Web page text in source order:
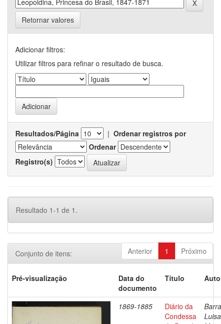
Retornar valores
Adicionar filtros:
Utilizar filtros para refinar o resultado de busca.
Resultados/Página | Ordenar registros por
Ordenar
Registro(s)
Resultado 1-1 de 1.
Anterior 1 Próximo
Conjunto de itens:
Pré-visualização
Data do
documento
Título
1869-1885
Diário da
Condessa
Luisa